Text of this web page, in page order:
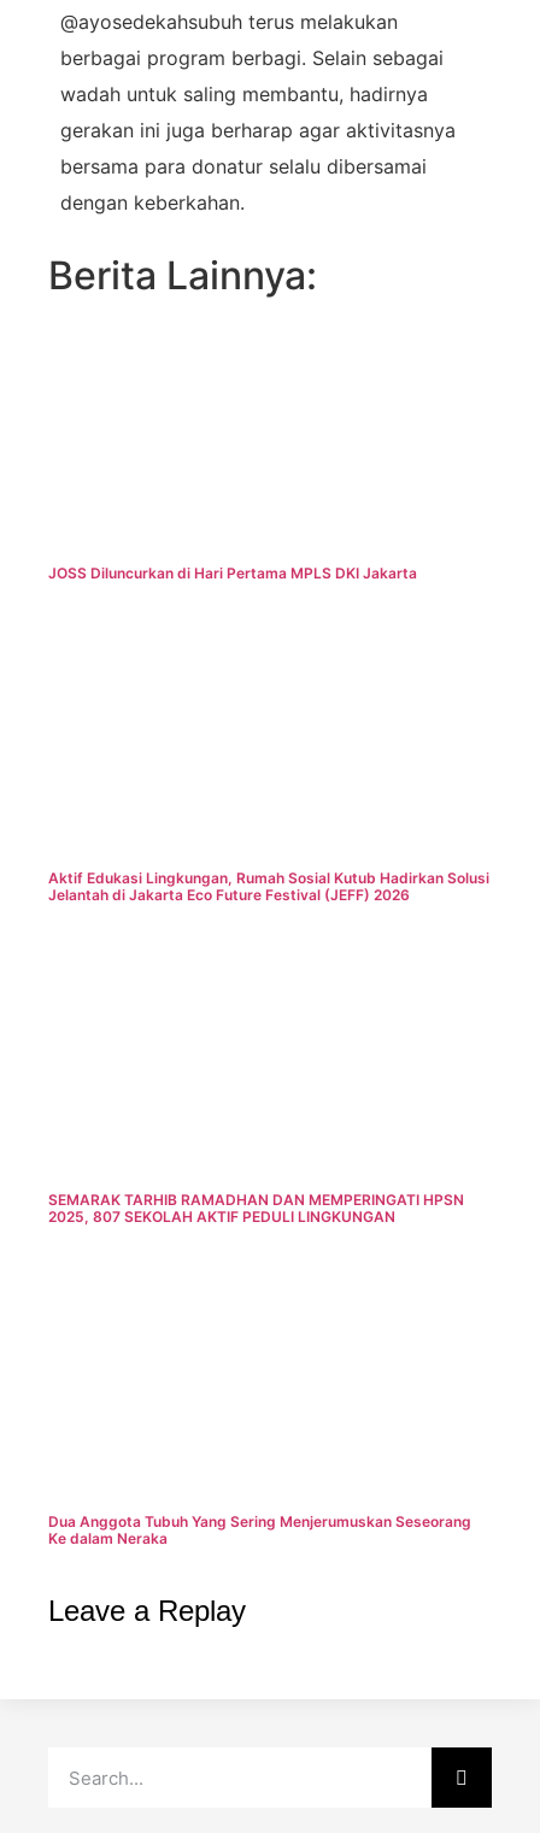
@ayosedekahsubuh terus melakukan
berbagai program berbagi. Selain sebagai
wadah untuk saling membantu, hadirnya
gerakan ini juga berharap agar aktivitasnya
bersama para donatur selalu dibersamai
dengan keberkahan.
Berita Lainnya:
JOSS Diluncurkan di Hari Pertama MPLS DKI Jakarta
Aktif Edukasi Lingkungan, Rumah Sosial Kutub Hadirkan Solusi
Jelantah di Jakarta Eco Future Festival (JEFF) 2026
SEMARAK TARHIB RAMADHAN DAN MEMPERINGATI HPSN
2025, 807 SEKOLAH AKTIF PEDULI LINGKUNGAN
Dua Anggota Tubuh Yang Sering Menjerumuskan Seseorang
Ke dalam Neraka
Leave a Replay